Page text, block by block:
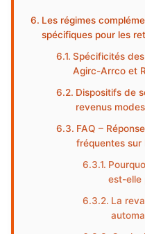
Les régimes
spécifiques pour les
Spécificités
Agirc-Arrco et
Dispositifs de
revenus
FAQ –
fréquentes sur
est-elle
La